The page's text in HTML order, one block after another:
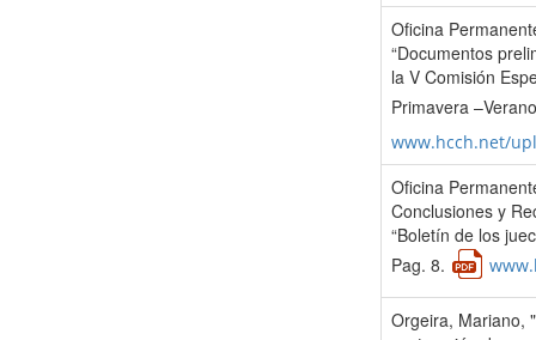
Oficina
“Documentos
la V Comisión
Primavera
www.hcch.net/
Oficina
Conclusiones y
“Boletín de los
Pag. 8.
Orgeira, Mariano,